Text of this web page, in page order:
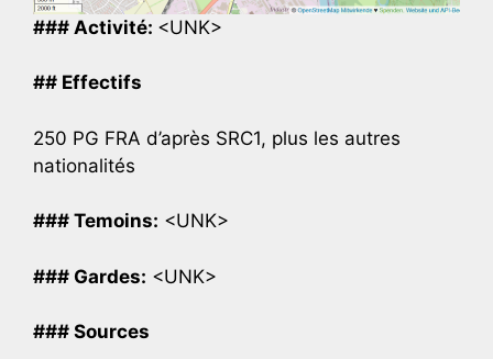
### Activité: <UNK>
## Effectifs
250 PG FRA d’après SRC1, plus les autres
nationalités
### Temoins: <UNK>
### Gardes: <UNK>
### Sources